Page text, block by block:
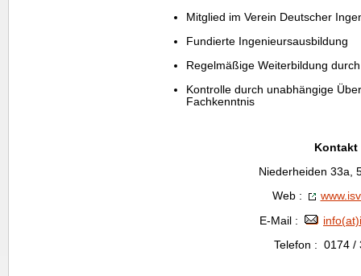
Mitglied im Verein Deutscher
Fundierte Ingenieursausbildung
Regelmäßige Weiterbildung
Kontrolle durch unabhängige
Fachkenntnis
Kontakt
Niederheiden 33a,
Web :
E-Mail :
Telefon : 0174 /